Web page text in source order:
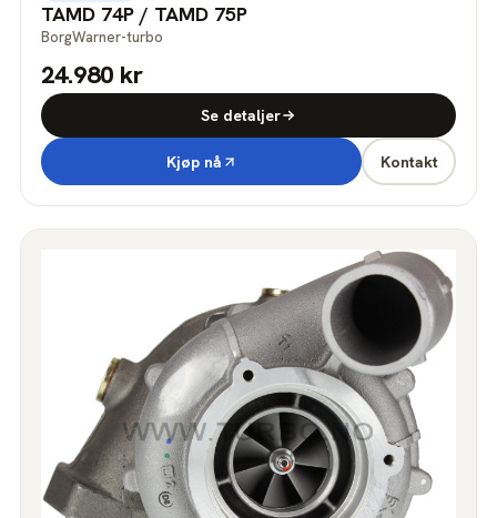
TAMD 74P / TAMD 75P
BorgWarner-turbo
24.980 kr
Se detaljer
Kjøp nå Kontakt